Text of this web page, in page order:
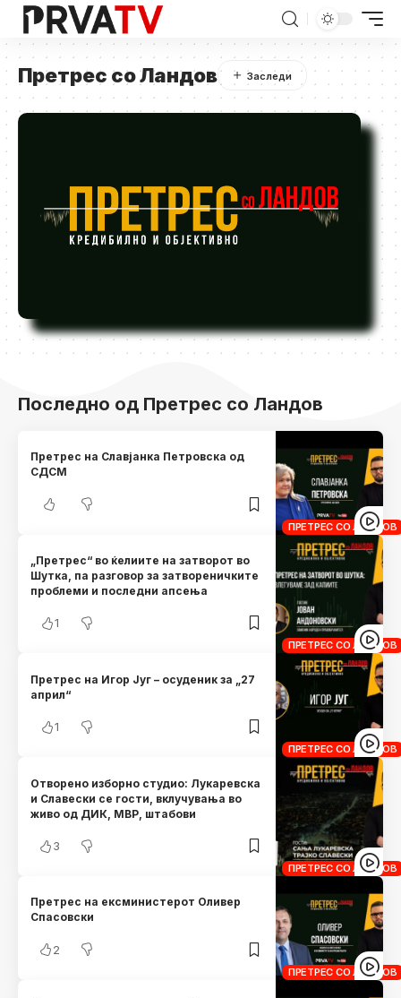
Претрес со Ландов
Последно од Претрес со Ландов
ПРЕТРЕС СО ЛАНДОВ
Претрес на Славјанка Петровска од
СДСМ
ПРЕТРЕС СО ЛАНДОВ
„Претрес“ во ќелиите на затворот во
Шутка, па разговор за затвореничките
проблеми и последни апсења
1
ПРЕТРЕС СО ЛАНДОВ
Претрес на Игор Југ – осуденик за „27
април“
1
ПРЕТРЕС СО ЛАНДОВ
Отворено изборно студио: Лукаревска
и Славески се гости, вклучувања во
живо од ДИК, МВР, штабови
3
ПРЕТРЕС СО ЛАНДОВ
Претрес на ексминистерот Оливер
Спасовски
2